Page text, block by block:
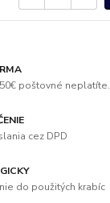
poštovné neplatíte.
cez DPD
do použitých krabíc